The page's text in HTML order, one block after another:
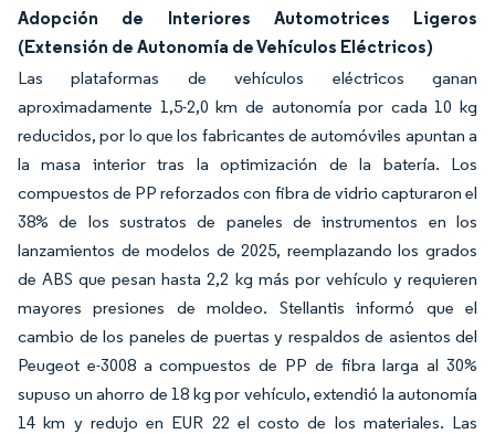
Adopción de Interiores Automotrices Ligeros
(Extensión de Autonomía de Vehículos Eléctricos)
Las plataformas de vehículos eléctricos ganan
aproximadamente 1,5-2,0 km de autonomía por cada 10 kg
reducidos, por lo que los fabricantes de automóviles apuntan a
la masa interior tras la optimización de la batería. Los
compuestos de PP reforzados con fibra de vidrio capturaron el
38% de los sustratos de paneles de instrumentos en los
lanzamientos de modelos de 2025, reemplazando los grados
de ABS que pesan hasta 2,2 kg más por vehículo y requieren
mayores presiones de moldeo. Stellantis informó que el
cambio de los paneles de puertas y respaldos de asientos del
Peugeot e-3008 a compuestos de PP de fibra larga al 30%
supuso un ahorro de 18 kg por vehículo, extendió la autonomía
14 km y redujo en EUR 22 el costo de los materiales. Las